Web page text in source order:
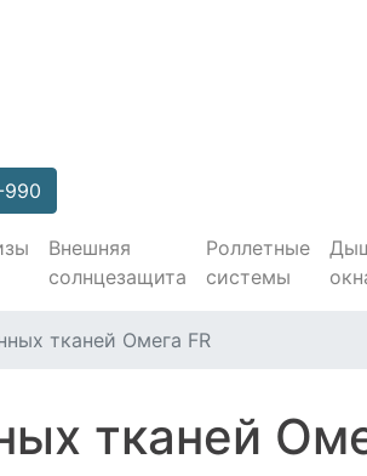
Внешняя
солнцезащита
Роллетные
системы
тканей Омега FR
тканей